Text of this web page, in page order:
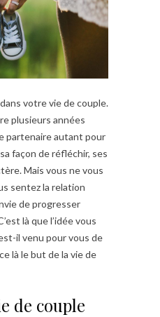
votre vie de couple.
plusieurs années
partenaire autant pour
façon de réfléchir, ses
Mais vous ne vous
sentez la relation
de progresser
là que l’idée vous
il venu pour vous de
là le but de la vie de
de couple